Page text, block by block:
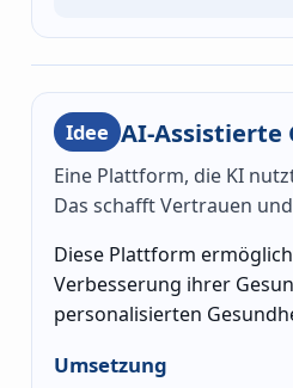
Idee AI-Assistierte
Eine Plattform, die KI
Das schafft Vertrauen
Diese Plattform
Verbesserung ihrer
personalisierten
Umsetzung